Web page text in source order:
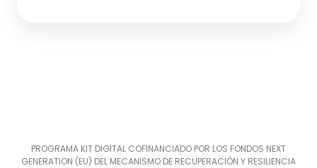
PROGRAMA KIT DIGITAL COFINANCIADO POR LOS FONDOS NEXT
GENERATION (EU) DEL MECANISMO DE RECUPERACIÓN Y RESILIENCIA